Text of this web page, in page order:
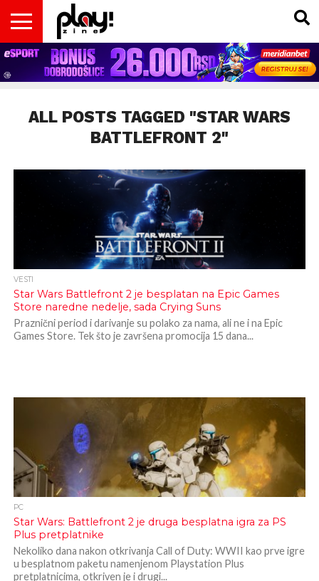
VESTI
MAGAZIN
PLAY!RETRO
PLAY!CAST
PLAY!CON
PLAY!BIZ
INSIDER
OPISI
IGARA
DOMAĆA
SCENA
INTERVJUI
GADGETS
FILM
& TV
KOLUMNE
ALL POSTS TAGGED "STAR WARS
BATTLEFRONT 2"
VESTI
Star Wars Battlefront 2 je besplatan na Epic Games
Store naredne nedelje, sada Crying Suns
Praznični period i darivanje su polako za nama, ali ne i na Epic
Games Store. Tek što je završena promocija 15 dana...
PC
Star Wars: Battlefront 2 je druga besplatna igra za PS
Plus pretplatnike
Nekoliko dana nakon otkrivanja Call of Duty: WWII kao prve igre
u besplatnom paketu namenjenom Playstation Plus
pretplatnicima, otkriven je i drugi...